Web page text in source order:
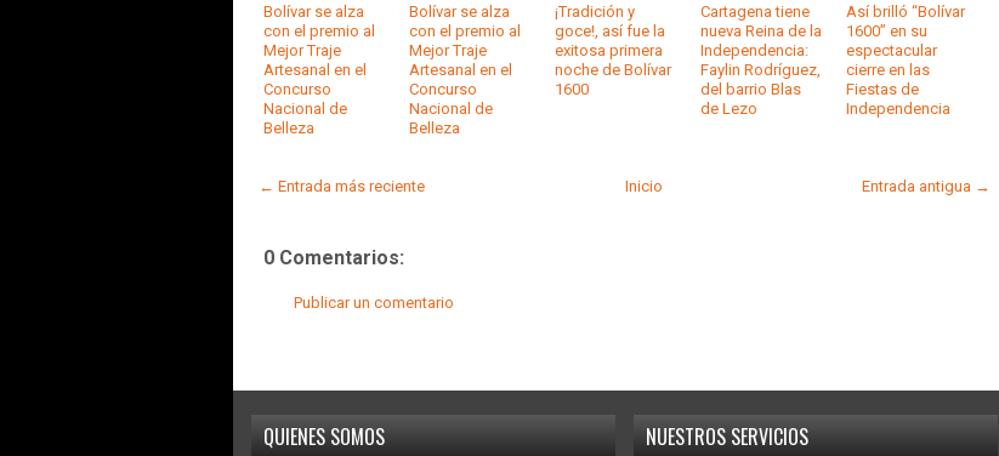
Bolívar se alza
con el premio al
Mejor Traje
Artesanal en el
Concurso
Nacional de
Belleza
Bolívar se alza
con el premio al
Mejor Traje
Artesanal en el
Concurso
Nacional de
Belleza
¡Tradición y
goce!, así fue la
exitosa primera
noche de Bolívar
1600
Cartagena tiene
nueva Reina de la
Independencia:
Faylin Rodríguez,
del barrio Blas
de Lezo
Así brilló “Bolívar
1600” en su
espectacular
cierre en las
Fiestas de
Independencia
← Entrada más reciente Entrada antigua →
Inicio
0 Comentarios:
Publicar un comentario
QUIENES SOMOS
NUESTROS SERVICIOS